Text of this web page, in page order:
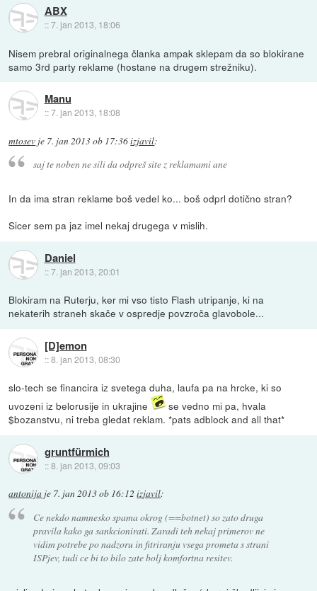
ABX
::7. jan 2013, 18:06
Nisem prebral originalnega članka ampak sklepam da so blokirane
samo 3rd party reklame (hostane na drugem strežniku).
Manu
::7. jan 2013, 18:08
mtosev je 7. jan 2013 ob 17:36izjavil:
saj te noben ne sili da odpreš site z reklamami ane
In da ima stran reklame boš vedel ko... boš odprl dotično stran?
Sicer sem pa jaz imel nekaj drugega v mislih.
Daniel
::7. jan 2013, 20:01
Blokiram na Ruterju, ker mi vso tisto Flash utripanje, ki na
nekaterih straneh skače v ospredje povzroča glavobole...
[D]emon
::8. jan 2013, 08:30
slo-tech se financira iz svetega duha, laufa pa na hrcke, ki so
uvozeni iz belorusije in ukrajine
se vedno mi pa, hvala
$bozanstvu, ni treba gledat reklam. *pats adblock and all that*
gruntfürmich
::8. jan 2013, 09:03
antonija je 7. jan 2013 ob 16:12 izjavil:
Ce nekdo namnesko spama okrog (==botnet) so zato druga
pravila kako ga sankcionirati. Zaradi teh nekaj primerov ne
vidim potrebe po nadzoru in fitriranju vsega prometa s strani
ISPjev, tudi ce bi to bilo zate bolj komfortna resitev.